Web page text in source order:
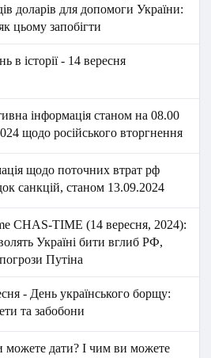
доларів для допомоги України:
цьому запобігти
в історії - 14 вересня
інформація станом на 08.00
щодо російського вторгнення
щодо поточних втрат рф
санкцій, станом 13.09.2024
CHAS-TIME (14 вересня, 2024):
Україні бити вглиб РФ,
Путіна
- День українського борщу:
та забобони
дати? І чим ви можете